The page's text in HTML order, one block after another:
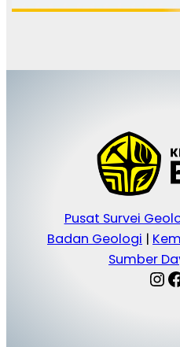
Pusat Survei
Badan Geologi |
Sumber